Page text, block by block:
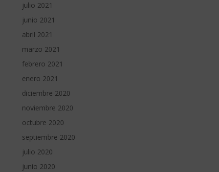
julio 2021
junio 2021
abril 2021
marzo 2021
febrero 2021
enero 2021
diciembre 2020
noviembre 2020
octubre 2020
septiembre 2020
julio 2020
junio 2020